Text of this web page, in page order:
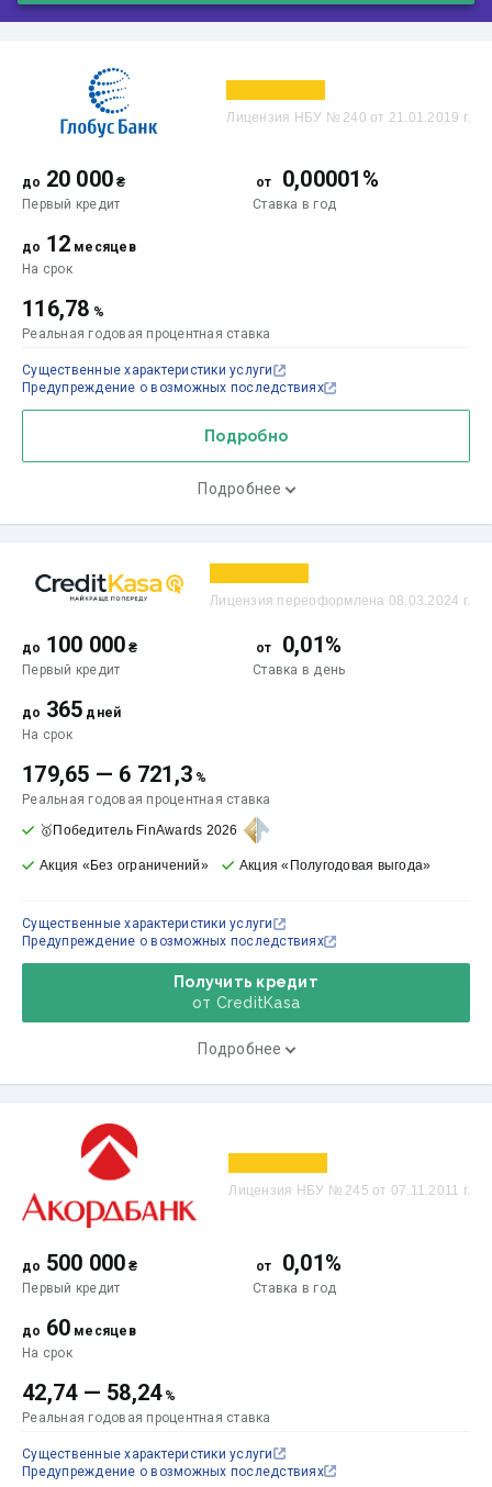
Лицензия НБУ № 240 от 21.01.2019 г.
до 20 000 ₴
Первый кредит
от 0,00001%
Ставка в год
до 12 месяцев
На срок
116,78 %
Реальная годовая процентная ставка
Подробно
Подробнее
Существенные характеристики услуги
Предупреждение о возможных последствиях
Лицензия переоформлена 08.03.2024 г.
до 100 000 ₴
Первый кредит
от 0,01%
Ставка в день
до 365 дней
На срок
179,65 — 6 721,3 %
Реальная годовая процентная ставка
Получить кредит
от CreditKasa
Подробнее
🥇Победитель FinAwards 2026
Акция «Без ограничений» Акция «Полугодовая выгода»
Существенные характеристики услуги
Предупреждение о возможных последствиях
Лицензия НБУ № 245 от 07.11.2011 г.
до 500 000 ₴
Первый кредит
от 0,01%
Ставка в год
до 60 месяцев
На срок
42,74— 58,24 %
Реальная годовая процентная ставка
Существенные характеристики услуги
Предупреждение о возможных последствиях